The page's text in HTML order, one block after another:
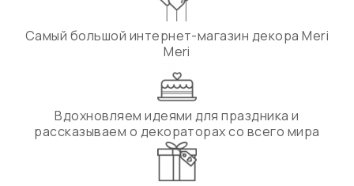
Самый большой интернет-магазин декора Meri
Meri
Вдохновляем идеями для праздника и
рассказываем о декораторах со всего мира